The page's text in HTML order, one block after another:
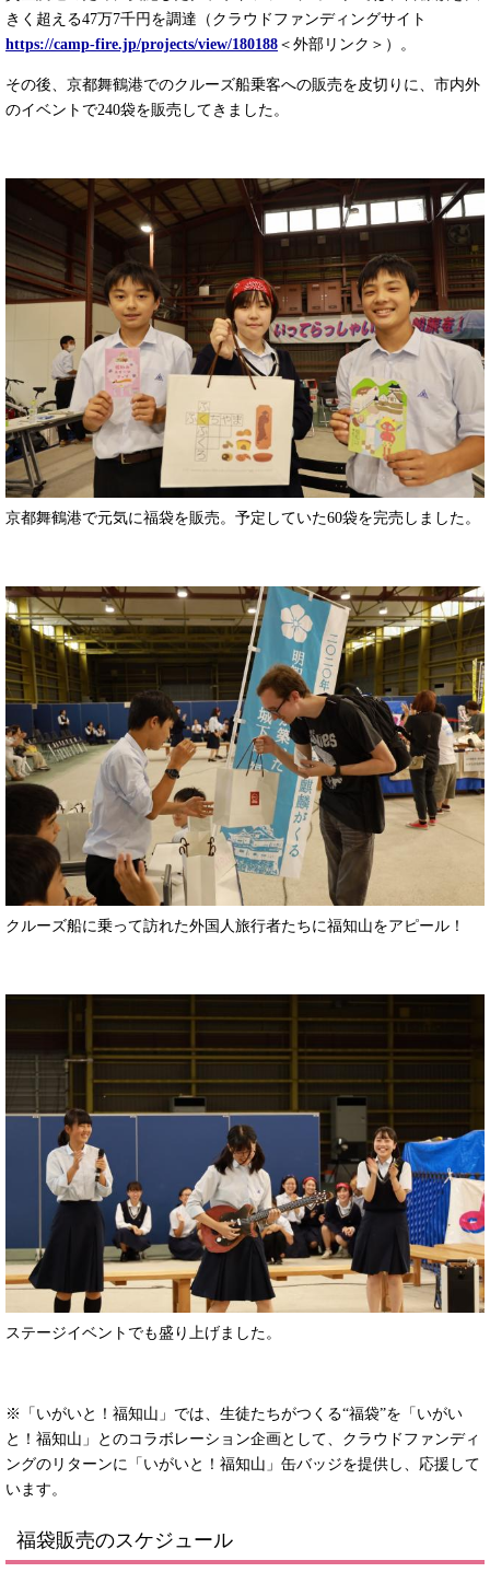
きく超える47万7千円を調達（クラウドファンディングサイト
https://camp-fire.jp/projects/view/180188 ＜外部リンク＞ ）。
その後、京都舞鶴港でのクルーズ船乗客への販売を皮切りに、市内外
のイベントで240袋を販売してきました。
京都舞鶴港で元気に福袋を販売。予定していた60袋を完売しました。
クルーズ船に乗って訪れた外国人旅行者たちに福知山をアピール！
ステージイベントでも盛り上げました。
※「いがいと！福知山」では、生徒たちがつくる“福袋”を「いがい
と！福知山」とのコラボレーション企画として、クラウドファンディ
ングのリターンに「いがいと！福知山」缶バッジを提供し、応援して
います。
福袋販売のスケジュール